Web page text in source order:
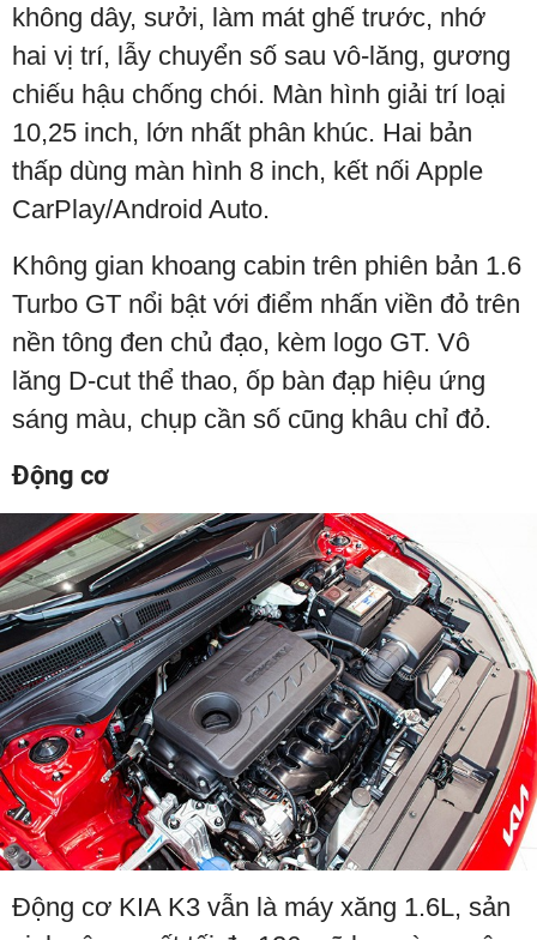
không dây, sưởi, làm mát ghế trước, nhớ
hai vị trí, lẫy chuyển số sau vô-lăng, gương
chiếu hậu chống chói. Màn hình giải trí loại
10,25 inch, lớn nhất phân khúc. Hai bản
thấp dùng màn hình 8 inch, kết nối Apple
CarPlay/Android Auto.
Không gian khoang cabin trên phiên bản 1.6
Turbo GT nổi bật với điểm nhấn viền đỏ trên
nền tông đen chủ đạo, kèm logo GT. Vô
lăng D-cut thể thao, ốp bàn đạp hiệu ứng
sáng màu, chụp cần số cũng khâu chỉ đỏ.
Động cơ
Động cơ KIA K3 vẫn là máy xăng 1.6L, sản